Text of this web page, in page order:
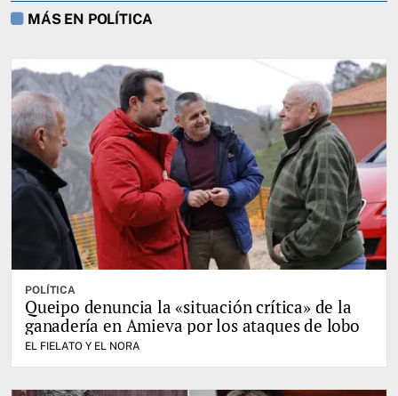
MÁS EN POLÍTICA
POLÍTICA
Queipo denuncia la «situación crítica» de la
ganadería en Amieva por los ataques de lobo
EL FIELATO Y EL NORA